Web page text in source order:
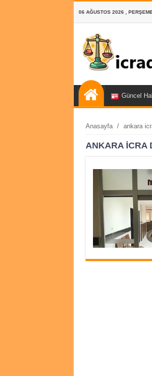
06 AĞUSTOS 2026 ,
Güncel
Anasayfa / ankara
ANKARA ICRA